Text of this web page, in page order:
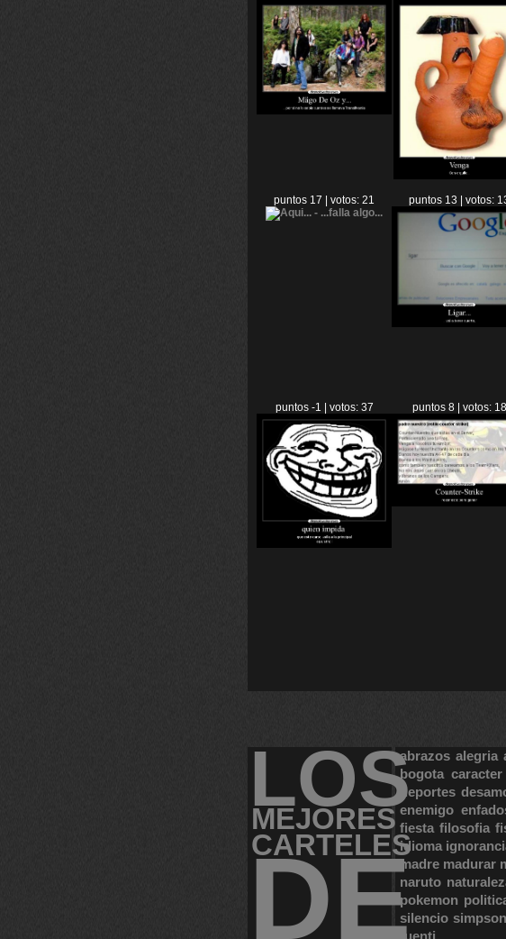
puntos 17 | votos: 21 puntos 13 | votos:
puntos -1 | votos: 37 puntos 8 | votos: 18
LOS
MEJORES
CARTELES
DE
abrazos alegria
bogota caracter
deportes
enemigo
fiesta filosofia
idioma
madre madurar
naruto
pokemon
silencio
tuenti